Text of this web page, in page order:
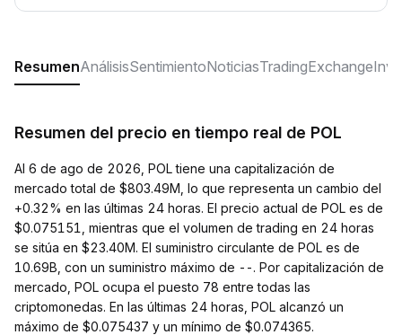
ResumenAnálisisSentimientoNoticiasTradingExchange
Resumen del precio en tiempo real de POL
Al 6 de ago de 2026, POL tiene una capitalización de
mercado total de $803.49M, lo que representa un cambio del
+0.32% en las últimas 24 horas. El precio actual de POL es de
$0.075151, mientras que el volumen de trading en 24 horas
se sitúa en $23.40M. El suministro circulante de POL es de
10.69B, con un suministro máximo de --. Por capitalización de
mercado, POL ocupa el puesto 78 entre todas las
criptomonedas. En las últimas 24 horas, POL alcanzó un
máximo de $0.075437 y un mínimo de $0.074365.